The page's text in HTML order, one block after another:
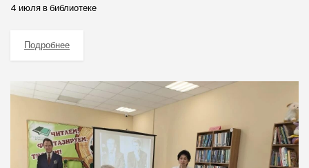
4 июля в библиотеке
Подробнее